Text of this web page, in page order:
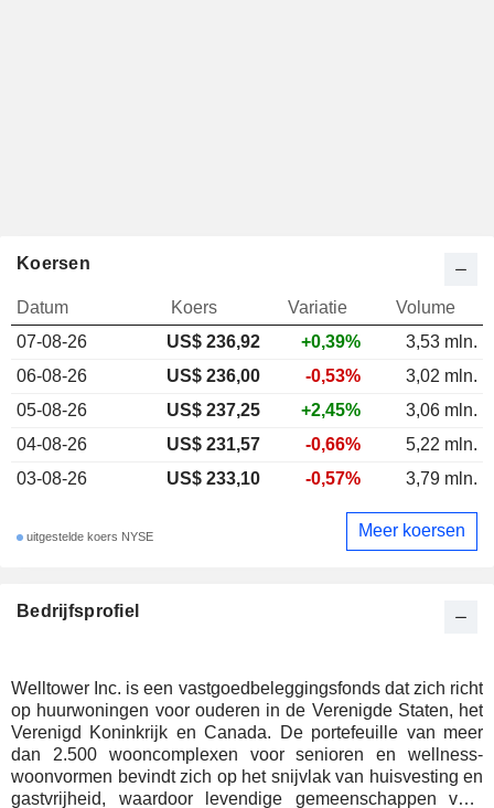
Bedrijfsprofiel
Welltower Inc. is een vastgoedbeleggingsfonds dat zich richt
op huurwoningen voor ouderen in de Verenigde Staten, het
Verenigd Koninkrijk en Canada. De portefeuille van meer
dan 2.500 wooncomplexen voor senioren en wellness-
woonvormen bevindt zich op het snijvlak van huisvesting en
gastvrijheid, waardoor levendige gemeenschappen voor
Koersen
Datum Koers Variatie
Volume
07-08-26
US$ 236,92 +0,39%
3,53 mln.
06-08-26
US$ 236,00 -0,53%
3,02 mln.
05-08-26
US$ 237,25 +2,45%
3,06 mln.
04-08-26
US$ 231,57 -0,66%
5,22 mln.
03-08-26
US$ 233,10 -0,57% 3,79 mln.
uitgestelde koers NYSE Meer koersen